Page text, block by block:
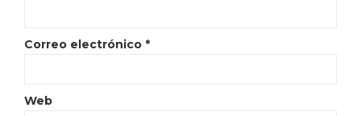
Correo electrónico *
Web